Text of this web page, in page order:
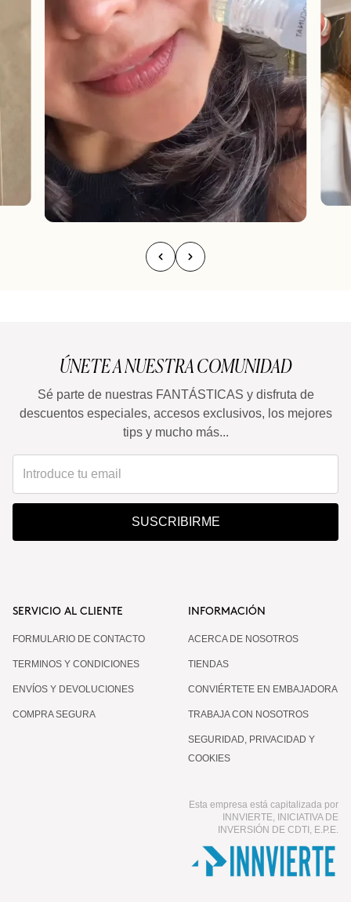
ÚNETE A NUESTRA COMUNIDAD
Sé parte de nuestras FANTÁSTICAS y disfruta de
descuentos especiales, accesos exclusivos, los mejores
tips y mucho más...
SUSCRIBIRME
SERVICIO AL CLIENTE
FORMULARIO DE CONTACTO
TERMINOS Y CONDICIONES
ENVÍOS Y DEVOLUCIONES
COMPRA SEGURA
INFORMACIÓN
ACERCA DE NOSOTROS
TIENDAS
CONVIÉRTETE EN EMBAJADORA
TRABAJA CON NOSOTROS
SEGURIDAD, PRIVACIDAD Y
COOKIES
Esta empresa está capitalizada por
INNVIERTE, INICIATIVA DE
INVERSIÓN DE CDTI, E.P.E.